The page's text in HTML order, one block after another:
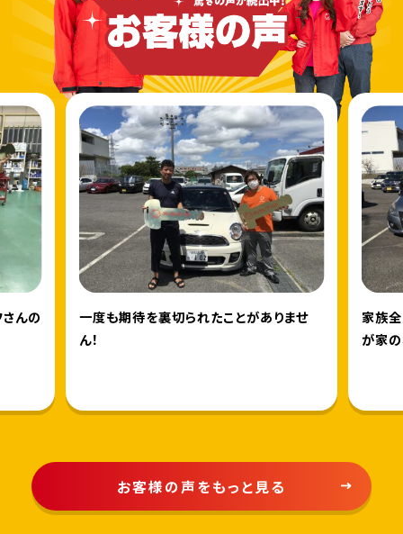
んの
一度も期待を裏切られたことがありませ
ん！
家族
が家
お客様の声をもっと見る